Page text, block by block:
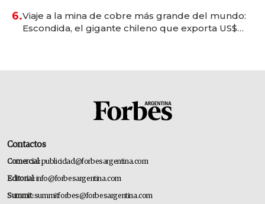
6.Viaje a la mina de cobre más grande del mundo:
Escondida, el gigante chileno que exporta US$
Contactos
Comercial:publicidad@forbesargentina.com
Editorial:info@forbesargentina.com
Summit:summitforbes@forbesargentina.com